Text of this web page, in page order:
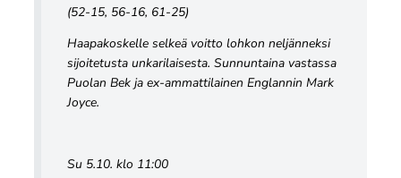
(52-15, 56-16, 61-25)
Haapakoskelle selkeä voitto lohkon neljänneksi
sijoitetusta unkarilaisesta. Sunnuntaina vastassa
Puolan Bek ja ex-ammattilainen Englannin Mark
Joyce.
Su 5.10. klo 11:00